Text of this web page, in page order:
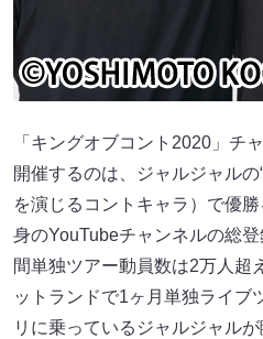
「キングオブコント2020」チ
開催するのは、ジャルジャルの
を演じるコントキャラ）で優
身のYouTubeチャンネルの総
間単独ツアー動員数は2万人超
ットランドで1ヶ月単独ライブ
リに乗っているジャルジャル